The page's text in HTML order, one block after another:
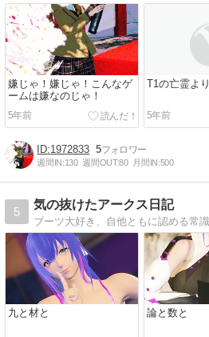
嫌じゃ！嫌じゃ！こんなゲ
ームは嫌なのじゃ！
5年前
T1の亡霊より
5年前
1972833 5
週間IN:130 週間OUT:80 月間IN:500
5
気の抜けたアークス日記
九と材と 論と数と